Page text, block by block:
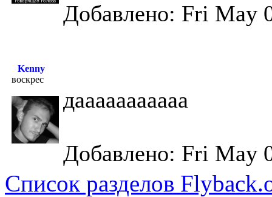
Добавлено: Fri May
Kenny
воскрес
дааааааааааа
Добавлено: Fri May
Список разделов